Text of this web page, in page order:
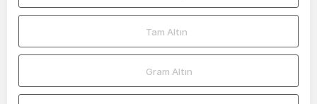
Tam Altın
Gram Altın